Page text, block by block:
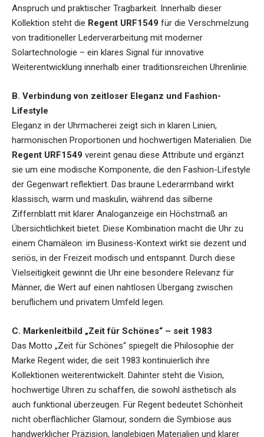
Anspruch und praktischer Tragbarkeit. Innerhalb dieser
Kollektion steht die Regent URF1549 für die Verschmelzung
von traditioneller Lederverarbeitung mit moderner
Solartechnologie – ein klares Signal für innovative
Weiterentwicklung innerhalb einer traditionsreichen Uhrenlinie.
B. Verbindung von zeitloser Eleganz und Fashion-
Lifestyle
Eleganz in der Uhrmacherei zeigt sich in klaren Linien,
harmonischen Proportionen und hochwertigen Materialien. Die
Regent URF1549 vereint genau diese Attribute und ergänzt
sie um eine modische Komponente, die den Fashion-Lifestyle
der Gegenwart reflektiert. Das braune Lederarmband wirkt
klassisch, warm und maskulin, während das silberne
Ziffernblatt mit klarer Analoganzeige ein Höchstmaß an
Übersichtlichkeit bietet. Diese Kombination macht die Uhr zu
einem Chamäleon: im Business-Kontext wirkt sie dezent und
seriös, in der Freizeit modisch und entspannt. Durch diese
Vielseitigkeit gewinnt die Uhr eine besondere Relevanz für
Männer, die Wert auf einen nahtlosen Übergang zwischen
beruflichem und privatem Umfeld legen.
C. Markenleitbild „Zeit für Schönes“ – seit 1983
Das Motto „Zeit für Schönes“ spiegelt die Philosophie der
Marke Regent wider, die seit 1983 kontinuierlich ihre
Kollektionen weiterentwickelt. Dahinter steht die Vision,
hochwertige Uhren zu schaffen, die sowohl ästhetisch als
auch funktional überzeugen. Für Regent bedeutet Schönheit
nicht oberflächlicher Glamour, sondern die Symbiose aus
handwerklicher Präzision, langlebigen Materialien und klarer